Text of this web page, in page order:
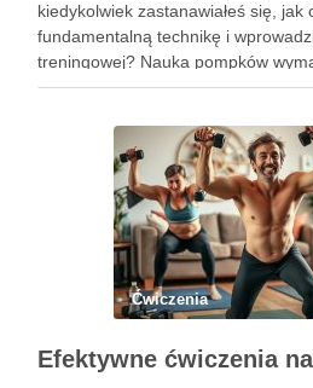
kiedykolwiek zastanawiałeś się, jak
fundamentalną technikę i
treningowej? Nauka pompków
determinacji, ale także
Ćwiczenia